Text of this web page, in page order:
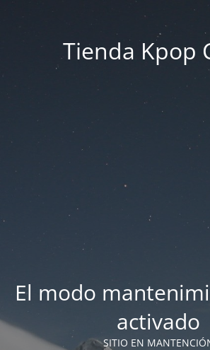
Tienda Kpop
El modo
activado
SITIO EN